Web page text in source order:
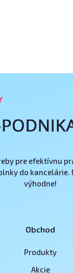
pre efektívnu
do kancelárie.
výhodne!
Obchod
Produkty
Akcie